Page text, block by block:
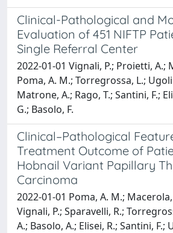
Clinical-Pathological and
Evaluation of 451 NIFTP
Single Referral Center
2022-01-01 Vignali, P.; Proietti, A.;
Poma, A. M.; Torregrossa, L.;
Matrone, A.; Rago, T.; Santini, F.;
G.; Basolo, F.
Clinical–Pathological
Treatment Outcome of
Hobnail Variant Papillary
Carcinoma
2022-01-01 Poma, A. M.;
Vignali, P.; Sparavelli, R.;
A.; Basolo, A.; Elisei, R.; Santini, F.;